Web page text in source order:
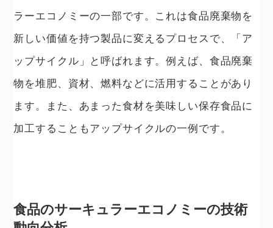
ラーエコノミーの一部です。これは食品廃棄物を
新しい価値を持つ製品に変えるプロセスで、「ア
ップサイクル」と呼ばれます。例えば、食品廃棄
物を堆肥、資材、燃料などに活用することがあり
ます。また、あまった食材を美味しい保存食品に
加工することもアップサイクルの一例です。
食品のサーキュラーエコノミーの技術